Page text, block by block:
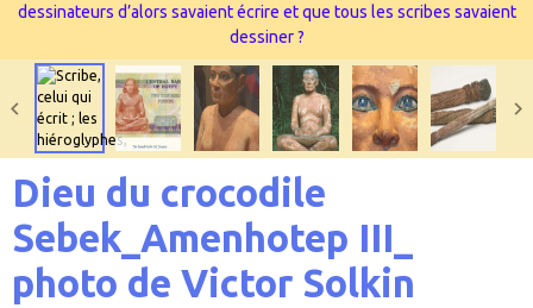
dessinateurs d’alors savaient écrire et que tous les scribes savaient
dessiner ?
Dieu du crocodile
Sebek_Amenhotep III_
photo de Victor Solkin